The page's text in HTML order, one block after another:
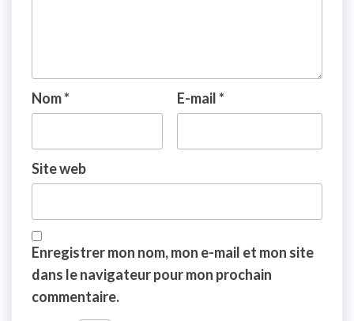
Nom* E-mail*
Site web
Enregistrer mon nom, mon e-mail et mon site
dans le navigateur pour mon prochain
commentaire.